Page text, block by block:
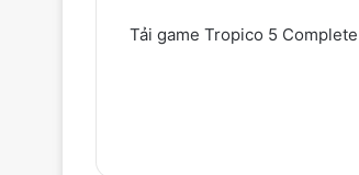
Tải game Tropico 5